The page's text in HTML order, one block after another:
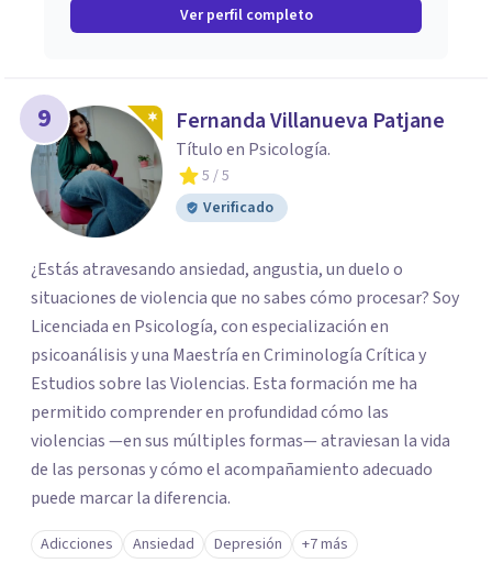
Ver perfil completo
9 Fernanda Villanueva Patjane
Título en Psicología.
5 / 5
Verificado
¿Estás atravesando ansiedad, angustia, un duelo o
situaciones de violencia que no sabes cómo procesar? Soy
Licenciada en Psicología, con especialización en
psicoanálisis y una Maestría en Criminología Crítica y
Estudios sobre las Violencias. Esta formación me ha
permitido comprender en profundidad cómo las
violencias —en sus múltiples formas— atraviesan la vida
de las personas y cómo el acompañamiento adecuado
puede marcar la diferencia.
Adicciones Ansiedad Depresión +7 más